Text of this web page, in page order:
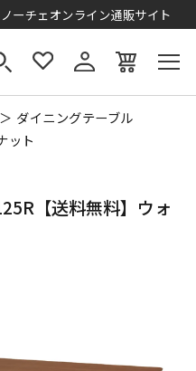
ーチェオンライン通販サイト
ダイニングテーブル
ット
【送料無料】ウォ